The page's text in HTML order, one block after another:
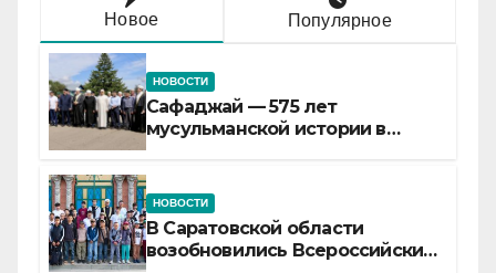
Новое Популярное
НОВОСТИ
Сафаджай — 575 лет
мусульманской истории в
НОВОСТИ
В Саратовской области
возобновились Всероссийские